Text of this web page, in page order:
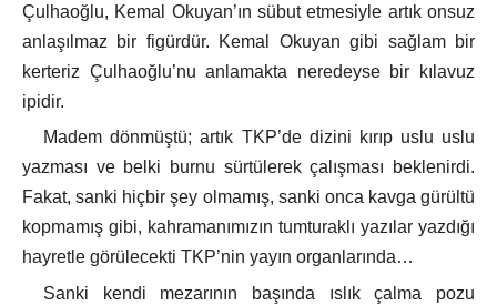
Çulhaoğlu, Kemal Okuyan’ın sübut etmesiyle artık onsuz
anlaşılmaz bir figürdür. Kemal Okuyan gibi sağlam bir
kerteriz Çulhaoğlu’nu anlamakta neredeyse bir kılavuz
ipidir.
Madem dönmüştü; artık TKP’de dizini kırıp uslu uslu
yazması ve belki burnu sürtülerek çalışması beklenirdi.
Fakat, sanki hiçbir şey olmamış, sanki onca kavga gürültü
kopmamış gibi, kahramanımızın tumturaklı yazılar yazdığı
hayretle görülecekti TKP’nin yayın organlarında…
Sanki kendi mezarının başında ıslık çalma pozu